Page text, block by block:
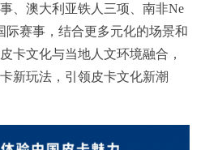
、澳大利亚铁人三项、南非Ne
际赛事，结合更多元化的场景和
卡文化与当地人文环境融合，
新玩法，引领皮卡文化新潮